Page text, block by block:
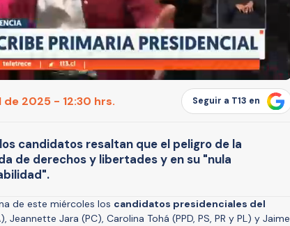
2025 - 12:30 hrs. Seguir a T13 en
candidatos resaltan que el peligro de la
de derechos y libertades y en su "nula
de este miércoles los candidatos presidenciales del
Jeannette Jara (PC), Carolina Tohá (PPD, PS, PR y PL) y Jaime